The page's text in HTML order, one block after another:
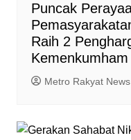
Puncak
Raih 2
Metro Rakyat News